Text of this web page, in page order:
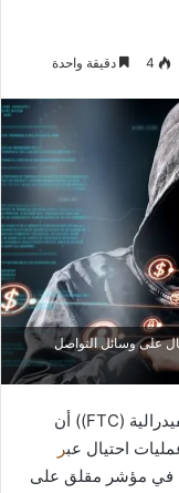
4 دقيقة واحدة
على وسائل التواصل
كشف تقرير حديث صادر عن لجنة التجارة الفيدرالية (FTC)) أن
ر
عام 2025، في مؤشر مقلق على